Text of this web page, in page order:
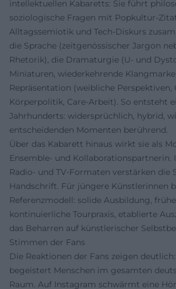
intellektuellen Kabaretts: Sie führt
soziologische Fragen mit Popkultur-
Alltagssemiotik und Tech-Diskurs
die Sprache (zeitgenössischer Jargon
Rhetorik), die Dramaturgie (U- und
Miniaturen, wiederkehrende
Repräsentation (weibliche Perspektiven,
Körperpolitik, Care-Arbeit). So entsteht
Jahrhunderts: widersprüchlich, hybrid,
entscheidenden Momenten berührend.
Über das Kabarett hinaus wirkt sie als
Ensemble- und
Radio- und TV-Formaten verstärken die
Handschrift. Für jüngere Künstlerinnen
Referenzmodell: solide Ausbildung,
kontinuierliche Tourpraxis, etablierte
das Beharren auf künstlerischer
Stimmen der Fans
Die Reaktionen der Fans zeigen
begeistert Menschen im gesamten
Raum. Auf Instagram schwärmt eine